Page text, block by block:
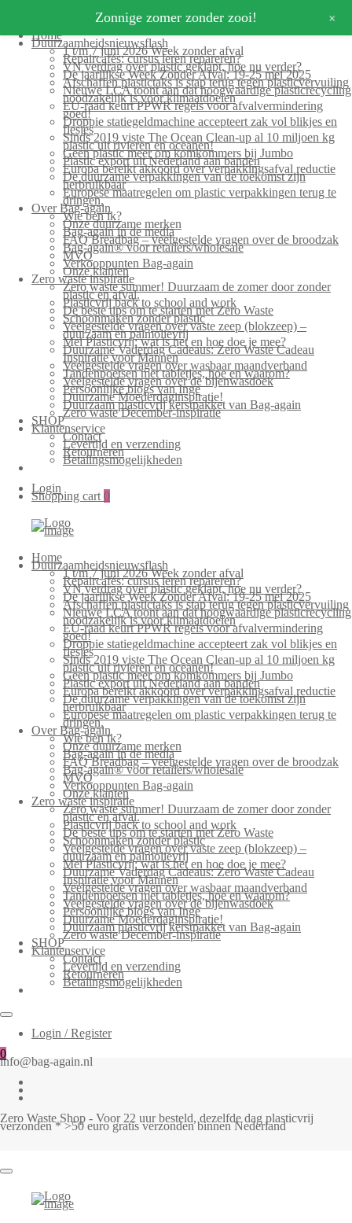
Home
Duurzaamheidsnieuwsflash
1 t/m 7 juni 2026 Week zonder afval
Repaircafés: cursus leren repareren?
VN verdrag over plastic geklapt, hoe nu verder?
De jaarlijkse Week Zonder Afval: 19-25 mei 2025
Afschaffen plastictaks is stap terug tegen plasticvervuiling
Nieuwe LCA toont aan dat hoogwaardige plasticrecycling
noodzakelijk is voor klimaatdoelen
EU-raad keurt PPWR regels voor afvalvermindering
goed!
Droppie statiegeldmachine accepteert zak vol blikjes en
flesjes
Sinds 2019 viste The Ocean Clean-up al 10 miljoen kg
plastic uit rivieren en oceanen!
Geen plastic meer om komkommers bij Jumbo
Plastic export uit Nederland aan banden
Europa bereikt akkoord over verpakkingsafval reductie
De duurzame verpakkingen van de toekomst zijn
herbruikbaar
Europese maatregelen om plastic verpakkingen terug te
dringen.
Over Bag-again
Wie ben ik?
Onze duurzame merken
Bag-again in de media
FAQ Breadbag – veelgestelde vragen over de broodzak
Bag-again® voor retailers/wholesale
MVO
Verkooppunten Bag-again
Onze klanten
Zero waste inspiratie
Zero waste summer! Duurzaam de zomer door zonder
plastic en afval.
Plasticvrij back to school and work
De beste tips om te starten met Zero Waste
Schoonmaken zonder plastic
Veelgestelde vragen over vaste zeep (blokzeep) –
duurzaam en palmolievrij
Mei Plasticvrij: wat is het en hoe doe je mee?
Duurzame Vaderdag Cadeaus: Zero Waste Cadeau
Inspiratie voor Mannen
Veelgestelde vragen over wasbaar maandverband
Tandenpoetsen met tabletjes, hoe en waarom?
Veelgestelde vragen over de bijenwasdoek
Persoonlijke blogs van Inge
Duurzame Moederdaginspiratie!
Duurzaam plasticvrij kerstpakket van Bag-again
Zero waste December-inspiratie
SHOP
Klantenservice
Contact
Levertijd en verzending
Retourneren
Betalingsmogelijkheden
Login
Shopping cart 0
Home
Duurzaamheidsnieuwsflash
1 t/m 7 juni 2026 Week zonder afval
Repaircafés: cursus leren repareren?
VN verdrag over plastic geklapt, hoe nu verder?
De jaarlijkse Week Zonder Afval: 19-25 mei 2025
Afschaffen plastictaks is stap terug tegen plasticvervuiling
Nieuwe LCA toont aan dat hoogwaardige plasticrecycling
noodzakelijk is voor klimaatdoelen
EU-raad keurt PPWR regels voor afvalvermindering
goed!
Droppie statiegeldmachine accepteert zak vol blikjes en
flesjes
Sinds 2019 viste The Ocean Clean-up al 10 miljoen kg
plastic uit rivieren en oceanen!
Geen plastic meer om komkommers bij Jumbo
Plastic export uit Nederland aan banden
Europa bereikt akkoord over verpakkingsafval reductie
De duurzame verpakkingen van de toekomst zijn
herbruikbaar
Europese maatregelen om plastic verpakkingen terug te
dringen.
Over Bag-again
Wie ben ik?
Onze duurzame merken
Bag-again in de media
FAQ Breadbag – veelgestelde vragen over de broodzak
Bag-again® voor retailers/wholesale
MVO
Verkooppunten Bag-again
Onze klanten
Zero waste inspiratie
Zero waste summer! Duurzaam de zomer door zonder
plastic en afval.
Plasticvrij back to school and work
De beste tips om te starten met Zero Waste
Schoonmaken zonder plastic
Veelgestelde vragen over vaste zeep (blokzeep) –
duurzaam en palmolievrij
Mei Plasticvrij: wat is het en hoe doe je mee?
Duurzame Vaderdag Cadeaus: Zero Waste Cadeau
Inspiratie voor Mannen
Veelgestelde vragen over wasbaar maandverband
Tandenpoetsen met tabletjes, hoe en waarom?
Veelgestelde vragen over de bijenwasdoek
Persoonlijke blogs van Inge
Duurzame Moederdaginspiratie!
Duurzaam plasticvrij kerstpakket van Bag-again
Zero waste December-inspiratie
SHOP
Klantenservice
Contact
Levertijd en verzending
Retourneren
Betalingsmogelijkheden
Login / Register
0
info@bag-again.nl
Zero Waste Shop - Voor 22 uur besteld, dezelfde dag plasticvrij
verzonden * >50 euro gratis verzonden binnen Nederland
Zonnige zomer zonder zooi! +